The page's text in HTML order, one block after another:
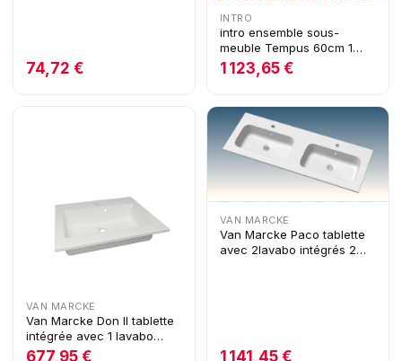
74,72 €
INTRO
intro ensemble sous-
meuble Tempus 60cm 1
porte 1 lavabo encastré
blanc
1 123,65 €
VAN MARCKE
Van Marcke Don II tablette
intégrée avec 1 lavabo
encastré 600 x 500 mm
677,95 €
VAN MARCKE
Van Marcke Paco tablette
avec 2lavabo intégrés 2
1 141,45 €